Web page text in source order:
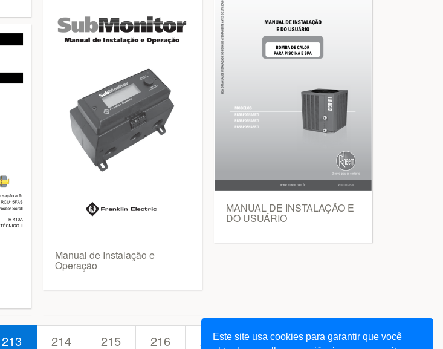
Este site usa cookies para garantir que você
Manual de Instalação e
Operação
MANUAL DE INSTALAÇÃO E
DO USUÁRIO
213 214 215 216 217 ... 578 »next